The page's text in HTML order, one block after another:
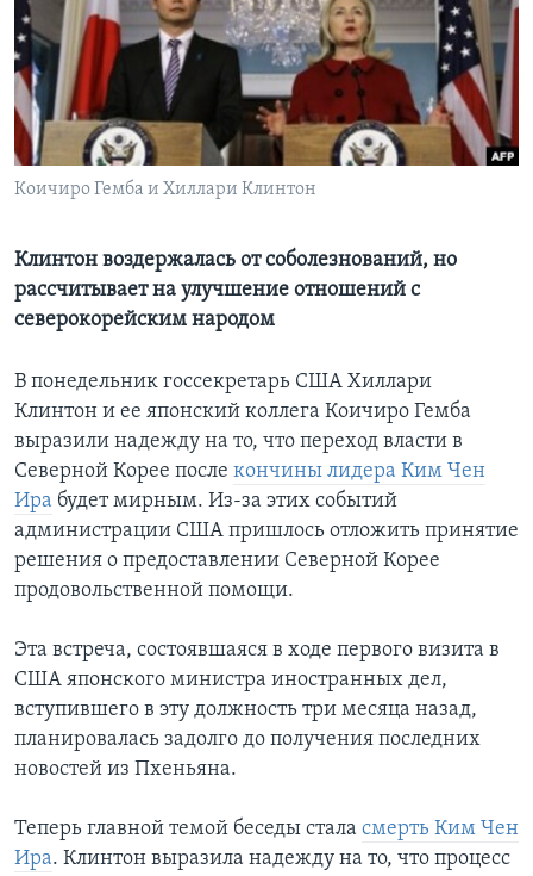
Learning English
СОЦИАЛЬНЫЕ СЕТИ
Коичиро Гемба и Хиллари Клинтон
Клинтон воздержалась от соболезнований, но
рассчитывает на улучшение отношений с
северокорейским народом
В понедельник госсекретарь США Хиллари
Клинтон и ее японский коллега Коичиро Гемба
выразили надежду на то, что переход власти в
Северной Корее после кончины лидера Ким Чен
Ира будет мирным. Из-за этих событий
администрации США пришлось отложить принятие
решения о предоставлении Северной Корее
продовольственной помощи.
Эта встреча, состоявшаяся в ходе первого визита в
США японского министра иностранных дел,
вступившего в эту должность три месяца назад,
планировалась задолго до получения последних
новостей из Пхеньяна.
Теперь главной темой беседы стала смерть Ким Чен
Ира. Клинтон выразила надежду на то, что процесс